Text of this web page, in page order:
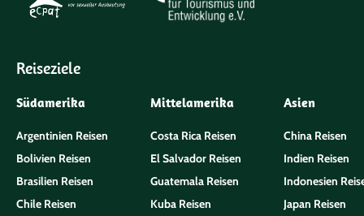
Reiseziele
Südamerika
Argentinien Reisen
Bolivien Reisen
Brasilien Reisen
Chile Reisen
Mittelamerika
Costa Rica Reisen
El Salvador Reisen
Guatemala Reisen
Kuba Reisen
Asien
China Reisen
Indien Reisen
Indonesien
Japan Reisen